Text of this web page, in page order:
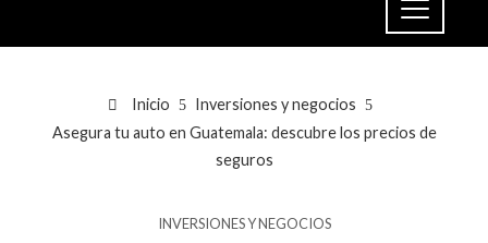
Inicio
Inversiones y negocios
Asegura tu auto en Guatemala: descubre los precios de
seguros
INVERSIONES Y NEGOCIOS